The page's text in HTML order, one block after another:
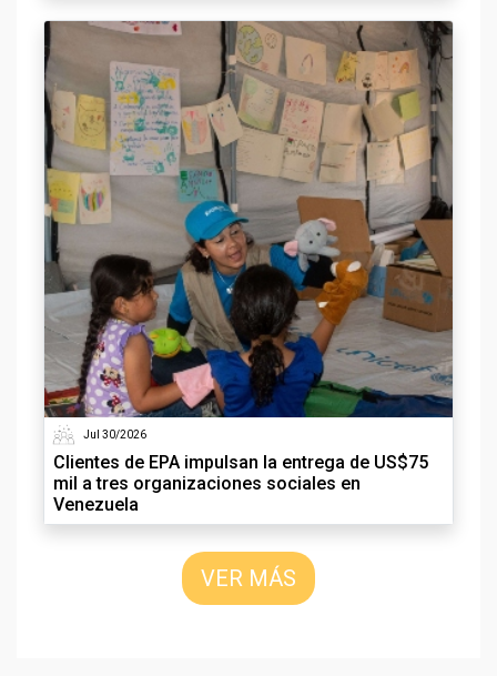
Jul 30/2026
Clientes de EPA impulsan la entrega de US$75
mil a tres organizaciones sociales en
Venezuela
VER MÁS